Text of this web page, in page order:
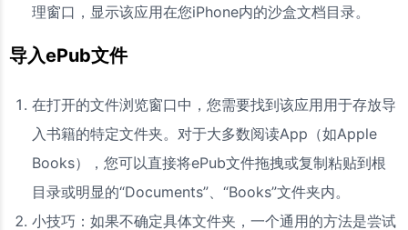
理窗口，显示该应用在您iPhone内的沙盒文档目录。
导入ePub文件
在打开的文件浏览窗口中，您需要找到该应用用于存放导
入书籍的特定文件夹。对于大多数阅读App（如Apple
Books），您可以直接将ePub文件拖拽或复制粘贴到根
目录或明显的“Documents”、“Books”文件夹内。
小技巧：如果不确定具体文件夹，一个通用的方法是尝试